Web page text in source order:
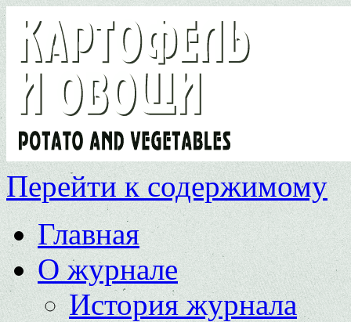
Перейти к содержимому
Главная
О журнале
История журнала